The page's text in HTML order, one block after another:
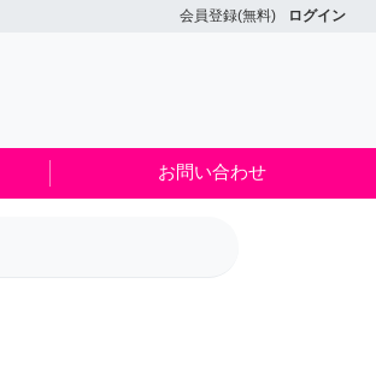
ログイン
会員登録(無料)
お問い合わせ